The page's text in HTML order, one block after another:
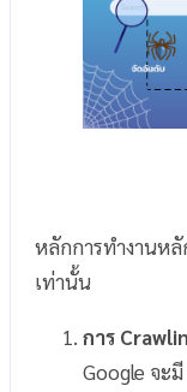
หลักการทำงานห
เท่านั้น
การ
Google จะ